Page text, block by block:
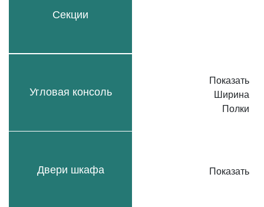
Секции
Угловая консоль
Двери шкафа
Показать
Ширина
Полки
Показать